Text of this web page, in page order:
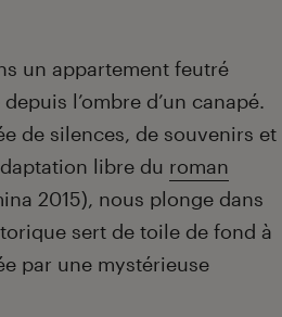
un appartement feutré
l’ombre d’un canapé.
de silences, de souvenirs et
libre du roman
2015), nous plonge dans
sert de toile de fond à
par une mystérieuse